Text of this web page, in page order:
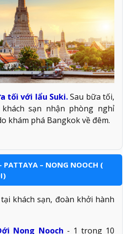
tối với lẩu Suki.Sau bữa tối,
sạn nhận phòng nghỉ
khám phá Bangkok về đêm.
PATTAYA – NONG NOOCH (
khách sạn, đoàn khởi hành
Nong Nooch - 1 trong 10